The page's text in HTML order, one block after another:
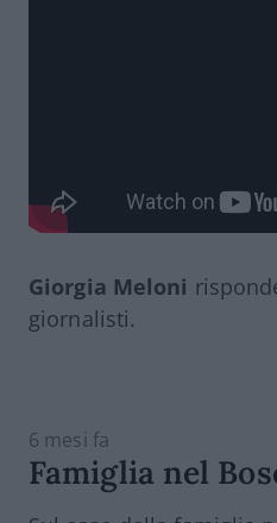
Giorgia Meloni
giornalisti.
6 mesi fa
Famiglia nel